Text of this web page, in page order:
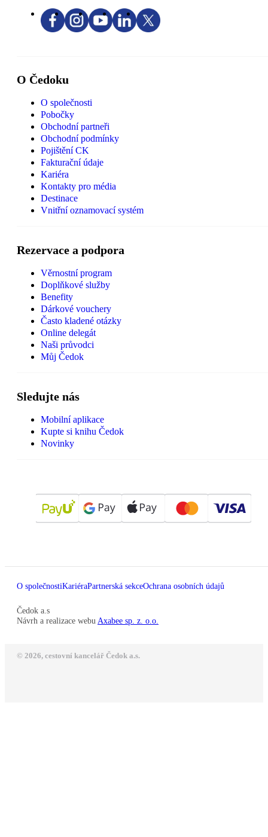
O Čedoku
O společnosti
Pobočky
Obchodní partneři
Obchodní podmínky
Pojištění CK
Fakturační údaje
Kariéra
Kontakty pro média
Destinace
Vnitřní oznamovací systém
Rezervace a podpora
Věrnostní program
Doplňkové služby
Benefity
Dárkové vouchery
Často kladené otázky
Online delegát
Naši průvodci
Můj Čedok
Sledujte nás
Mobilní aplikace
Kupte si knihu Čedok
Novinky
O společnostiKariéraPartnerská sekceOchrana osobních údajů
Čedok a.s
Návrh a realizace webu Axabee sp. z. o.o.
© 2026, cestovní kancelář Čedok a.s.